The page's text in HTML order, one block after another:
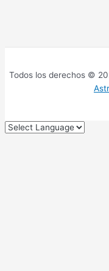
Todos los derechos ©